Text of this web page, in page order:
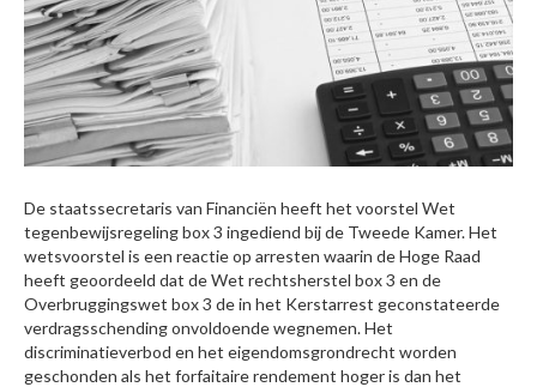
De staatssecretaris van Financiën heeft het voorstel Wet
tegenbewijsregeling box 3 ingediend bij de Tweede Kamer. Het
wetsvoorstel is een reactie op arresten waarin de Hoge Raad
heeft geoordeeld dat de Wet rechtsherstel box 3 en de
Overbruggingswet box 3 de in het Kerstarrest geconstateerde
verdragsschending onvoldoende wegnemen. Het
discriminatieverbod en het eigendomsgrondrecht worden
geschonden als het forfaitaire rendement hoger is dan het